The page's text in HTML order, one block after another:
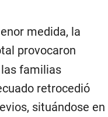
medida, la
provocaron
familias
retrocedió
situándose en